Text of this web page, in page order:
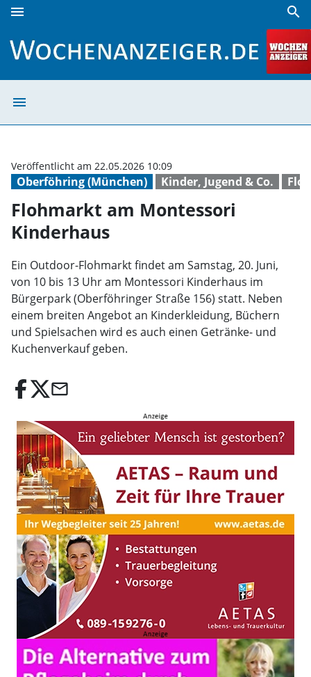
menu search
menu
Oberföhring (München) Kinder, Jugend & Co.
Veröffentlicht am 22.05.2026 10:09
Flohmarkt am Montessori
Kinderhaus
Ein Outdoor-Flohmarkt findet am Samstag, 20. Juni,
von 10 bis 13 Uhr am Montessori Kinderhaus im
Bürgerpark (Oberföhringer Straße 156) statt. Neben
einem breiten Angebot an Kinderkleidung, Büchern
und Spielsachen wird es auch einen Getränke- und
Kuchenverkauf geben.
email